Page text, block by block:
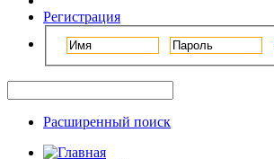
Регистрация
Расширенный поиск